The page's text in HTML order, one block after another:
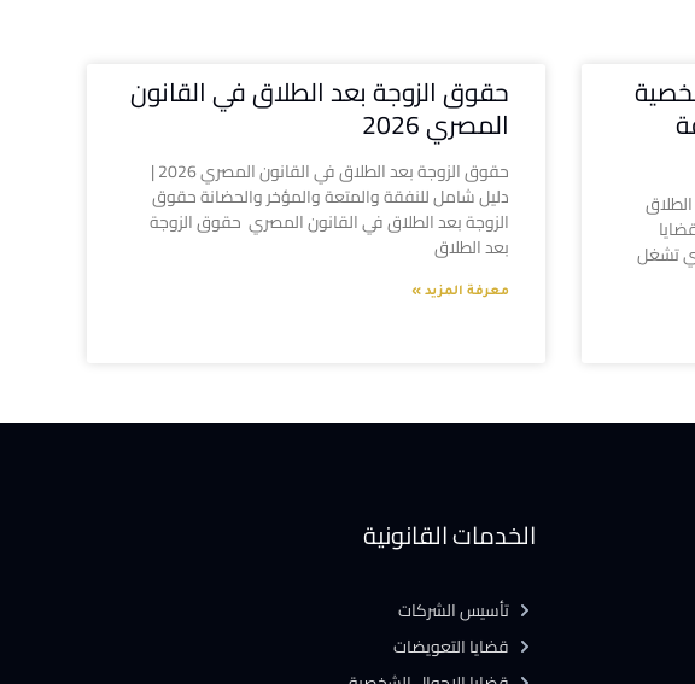
تشغل
حقوق الزوجة بعد الطلاق في القانون
المصري 2026
حقوق الزوجة بعد الطلاق في القانون المصري 2026 |
دليل شامل للنفقة والمتعة والمؤخر والحضانة حقوق
الزوجة بعد الطلاق في القانون المصري حقوق الزوجة
بعد الطلاق
معرفة المزيد »
الخدمات القانونية
تأسيس الشركات
قضايا التعويضات